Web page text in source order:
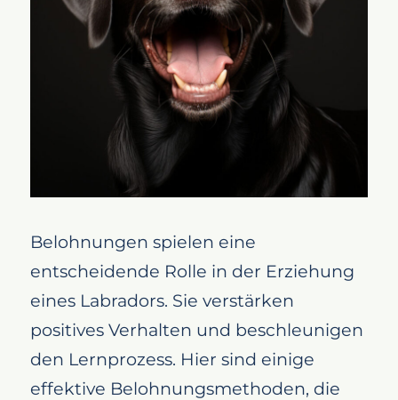
Belohnungen spielen eine
entscheidende Rolle in der Erziehung
eines Labradors. Sie verstärken
positives Verhalten und beschleunigen
den Lernprozess. Hier sind einige
effektive Belohnungsmethoden, die